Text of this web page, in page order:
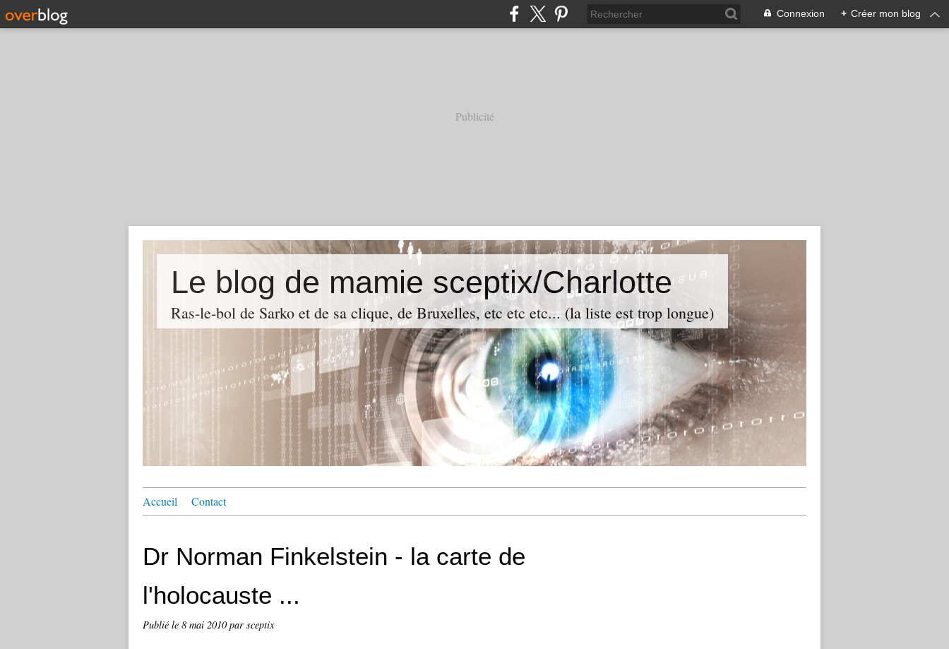
Connexion + Créer mon blog
Publicité
Le blog de mamie sceptix/Charlotte
Ras-le-bol de Sarko et de sa clique, de Bruxelles, etc etc etc... (la liste est trop longue)
Accueil Contact
Dr Norman Finkelstein - la carte de
l'holocauste ...
Publié le 8 mai 2010par sceptix